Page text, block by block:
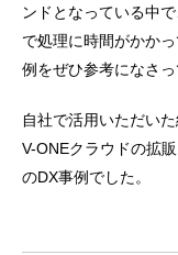
ンドとなっている中
で処理に時間がかか
例をぜひ参考になさっ
自社で活用いただい
V-ONEクラウドの拡
のDX事例でした。